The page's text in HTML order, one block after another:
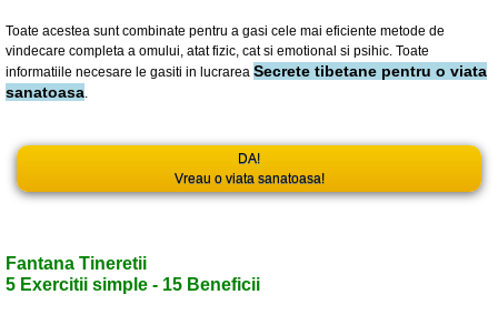
Toate acestea sunt combinate pentru a gasi cele mai eficiente metode de
vindecare completa a omului, atat fizic, cat si emotional si psihic. Toate
informatiile necesare le gasiti in lucrarea Secrete tibetane pentru o viata
sanatoasa
DA!
Vreau o viata sanatoasa!
Fantana Tineretii
5 Exercitii simple - 15 Beneficii